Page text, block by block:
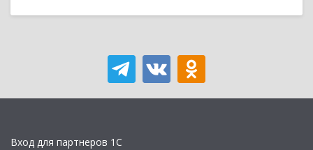
Вход для партнеров 1С